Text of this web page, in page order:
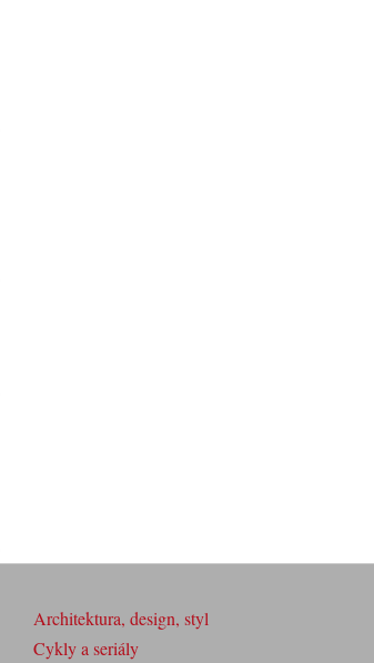
Architektura, design, styl
Cykly a seriály